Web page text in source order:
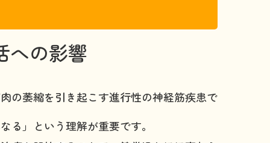
への影響
の萎縮を引き起こす進行性の神経筋疾患で
る」という理解が重要です。